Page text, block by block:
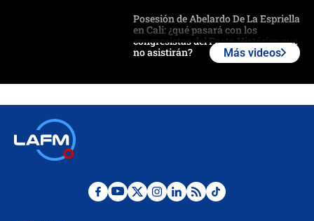
Posesión de Abelardo De La Espriella
en Cali: ¿qué pasará con los
congresistas del Pacto Histórico que
no asistirán?
¿Por qué De la Espriella gobernará
Más videos